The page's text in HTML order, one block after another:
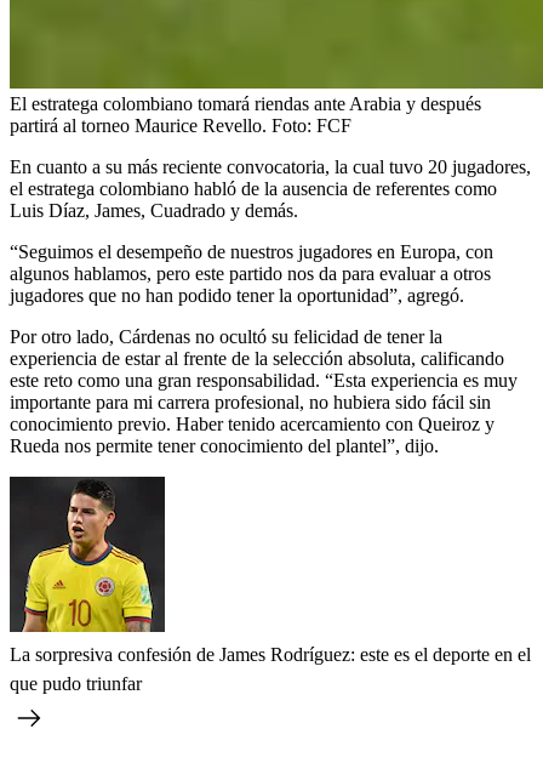
El estratega colombiano tomará riendas ante Arabia y después
partirá al torneo Maurice Revello. Foto: FCF
En cuanto a su más reciente convocatoria, la cual tuvo 20 jugadores,
el estratega colombiano habló de la ausencia de referentes como
Luis Díaz, James, Cuadrado y demás.
“Seguimos el desempeño de nuestros jugadores en Europa, con
algunos hablamos, pero este partido nos da para evaluar a otros
jugadores que no han podido tener la oportunidad”, agregó.
Por otro lado, Cárdenas no ocultó su felicidad de tener la
experiencia de estar al frente de la selección absoluta, calificando
este reto como una gran responsabilidad. “Esta experiencia es muy
importante para mi carrera profesional, no hubiera sido fácil sin
conocimiento previo. Haber tenido acercamiento con Queiroz y
Rueda nos permite tener conocimiento del plantel”, dijo.
La sorpresiva confesión de James Rodríguez: este es el deporte en el
que pudo triunfar